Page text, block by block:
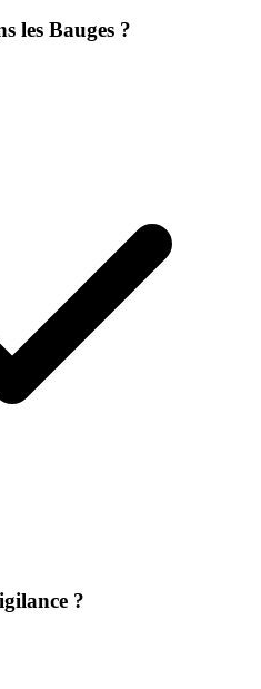
les Bauges ?
?